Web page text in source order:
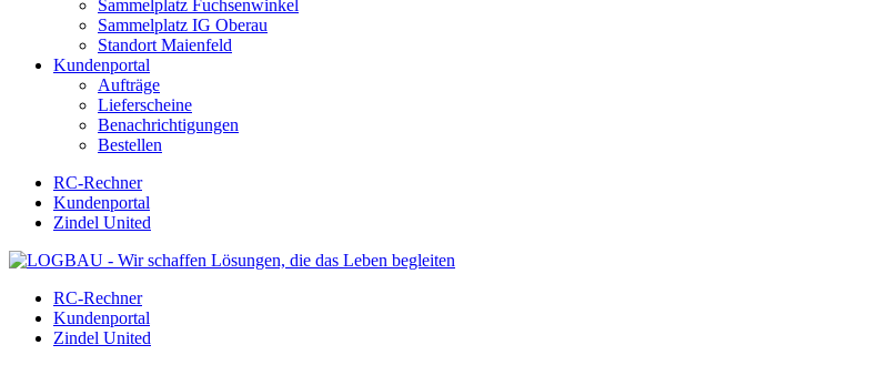
Sammelplatz Fuchsenwinkel
Sammelplatz IG Oberau
Standort Maienfeld
Kundenportal
Aufträge
Lieferscheine
Benachrichtigungen
Bestellen
RC-Rechner
Kundenportal
Zindel United
RC-Rechner
Kundenportal
Zindel United